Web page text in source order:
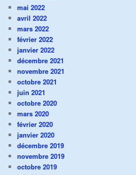
mai 2022
avril 2022
mars 2022
février 2022
janvier 2022
décembre 2021
novembre 2021
octobre 2021
juin 2021
octobre 2020
mars 2020
février 2020
janvier 2020
décembre 2019
novembre 2019
octobre 2019